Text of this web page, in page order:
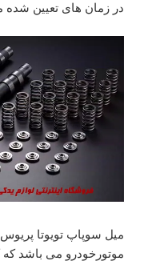
در زمان های تعیین
میل سوپاپ تویوتا
موتورخودرو می باشد